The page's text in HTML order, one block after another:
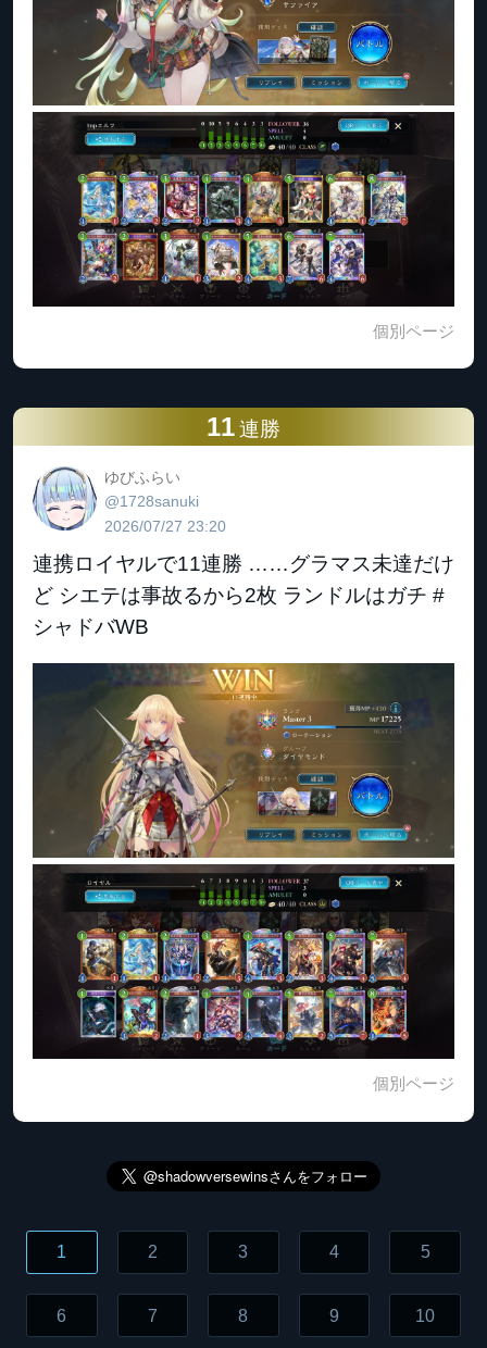
個別ページ
11 連勝
ゆびふらい
@1728sanuki
2026/07/27 23:20
連携ロイヤルで11連勝 ……グラマス未達だけ
ど シエテは事故るから2枚 ランドルはガチ #
シャドバWB
個別ページ
1 2 3 4 5
6 7 8 9 10